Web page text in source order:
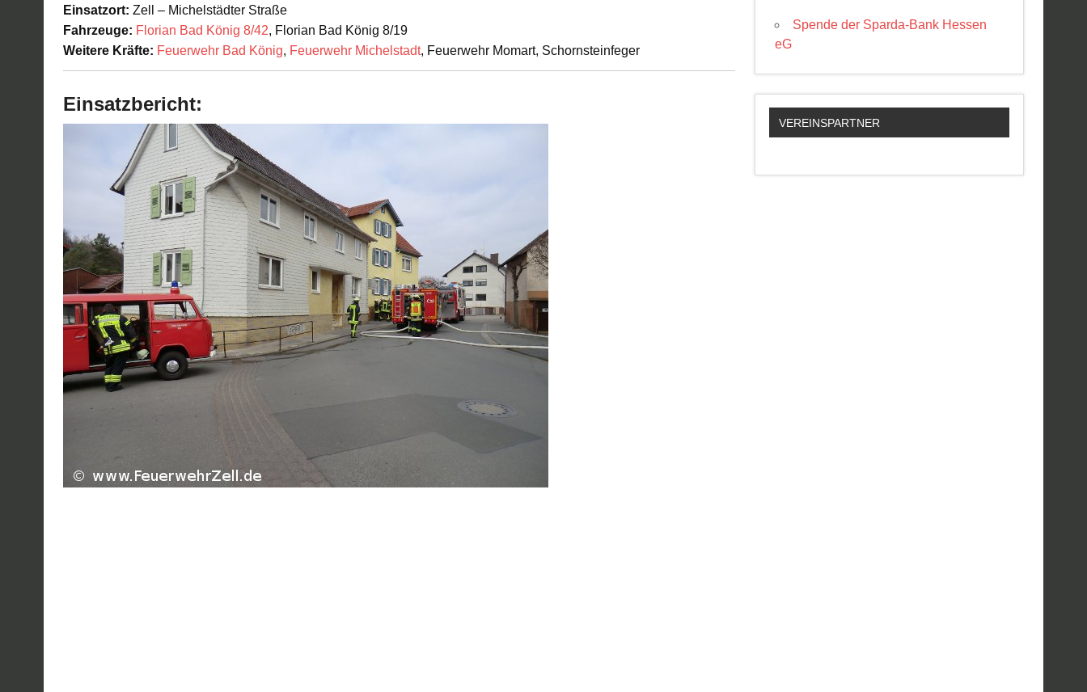
Einsatzort: Zell – Michelstädter Straße
Fahrzeuge: Florian Bad König 8/42, Florian Bad König 8/19
Weitere Kräfte: Feuerwehr Bad König, Feuerwehr Michelstadt, Feuerwehr Momart, Schornsteinfeger
Einsatzbericht:
Spende der Sparda-Bank Hessen
eG
VEREINSPARTNER